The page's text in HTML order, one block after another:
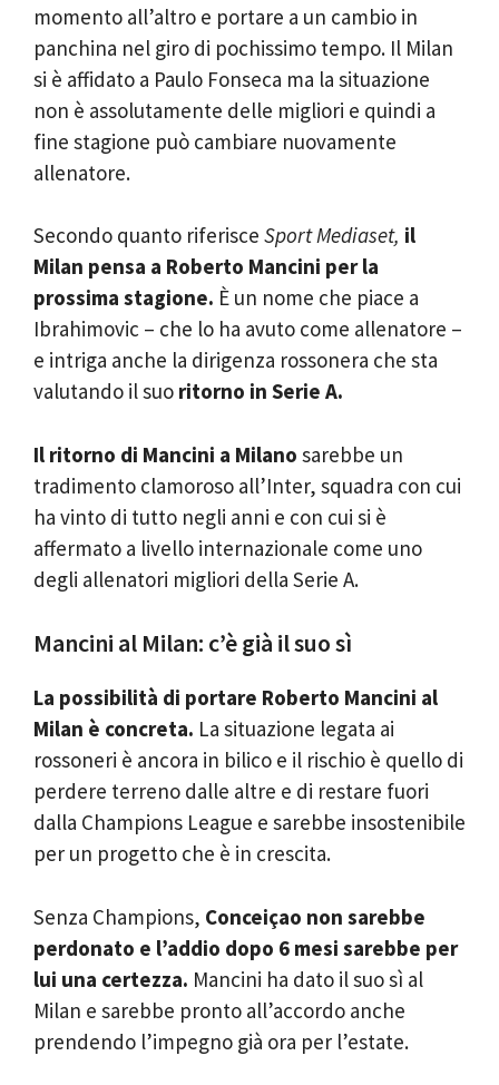
momento all’altro e portare a un cambio in
panchina nel giro di pochissimo tempo. Il Milan
si è affidato a Paulo Fonseca ma la situazione
non è assolutamente delle migliori e quindi a
fine stagione può cambiare nuovamente
allenatore.
Secondo quanto riferisce Sport Mediaset, il
Milan pensa a Roberto Mancini per la
prossima stagione. È un nome che piace a
Ibrahimovic – che lo ha avuto come allenatore –
e intriga anche la dirigenza rossonera che sta
valutando il suo ritorno in Serie A.
Il ritorno di Mancini a Milano sarebbe un
tradimento clamoroso all’Inter, squadra con cui
ha vinto di tutto negli anni e con cui si è
affermato a livello internazionale come uno
degli allenatori migliori della Serie A.
Mancini al Milan: c’è già il suo sì
La possibilità di portare Roberto Mancini al
Milan è concreta. La situazione legata ai
rossoneri è ancora in bilico e il rischio è quello di
perdere terreno dalle altre e di restare fuori
dalla Champions League e sarebbe insostenibile
per un progetto che è in crescita.
Senza Champions, Conceiçao non sarebbe
perdonato e l’addio dopo 6 mesi sarebbe per
lui una certezza. Mancini ha dato il suo sì al
Milan e sarebbe pronto all’accordo anche
prendendo l’impegno già ora per l’estate.